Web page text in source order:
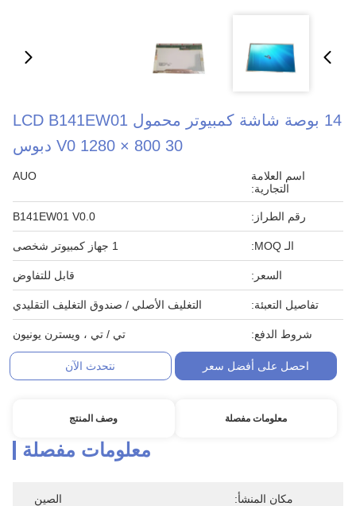
14 بوصة شاشة كمبيوتر محمول LCD B141EW01
V0 1280 × 800 30 دبوس
اسم العلامة
التجارية:
AUO
رقم الطراز: B141EW01 V0.0
الـ MOQ: 1 جهاز كمبيوتر شخصى
السعر: قابل للتفاوض
تفاصيل التعبئة: التغليف الأصلي / صندوق التغليف التقليدي
شروط الدفع: تي / تي ، ويسترن يونيون
احصل على أفضل سعر نتحدث الآن
معلومات مفصلة وصف المنتج
معلومات مفصلة
مكان المنشأ: الصين